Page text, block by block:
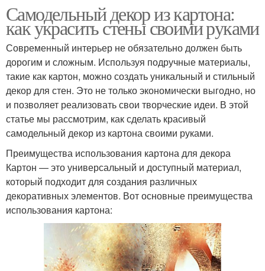
Самодельный декор из картона:
как украсить стены своими руками
Современный интерьер не обязательно должен быть
дорогим и сложным. Используя подручные материалы,
такие как картон, можно создать уникальный и стильный
декор для стен. Это не только экономически выгодно, но
и позволяет реализовать свои творческие идеи. В этой
статье мы рассмотрим, как сделать красивый
самодельный декор из картона своими руками.
Преимущества использования картона для декора
Картон — это универсальный и доступный материал,
который подходит для создания различных
декоративных элементов. Вот основные преимущества
использования картона: